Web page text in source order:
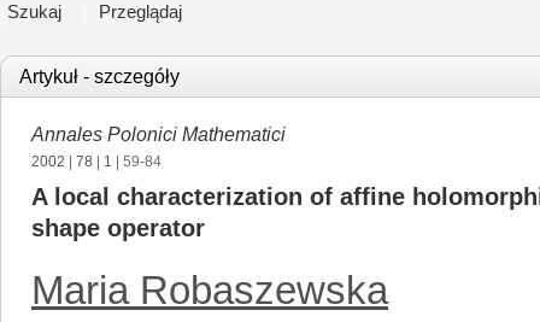
Szukaj Przeglądaj
Artykuł - szczegóły
Annales Polonici Mathematici
2002 78 1 | 59-84
A local characterization of affine
shape operator
Maria Robaszewska